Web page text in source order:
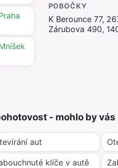
POBOČKY
K Berounce 77,
Zárubova 490,
- mohlo by
aut
klíče v autě